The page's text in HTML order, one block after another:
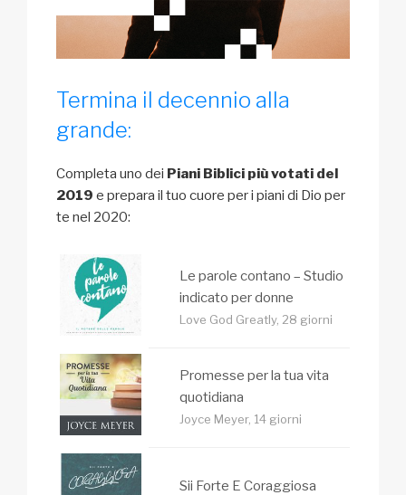
Termina il decennio alla
grande:
Completa uno dei Piani Biblici più votati del
2019 e prepara il tuo cuore per i piani di Dio per
te nel 2020:
Le parole contano – Studio
indicato per donne
Love God Greatly, 28 giorni
Promesse per la tua vita
quotidiana
Joyce Meyer, 14 giorni
Sii Forte E Coraggiosa